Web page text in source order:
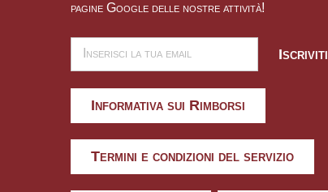
pagine Google delle nostre attività!
Iscriviti
Informativa sui Rimborsi
Termini e condizioni del servizio